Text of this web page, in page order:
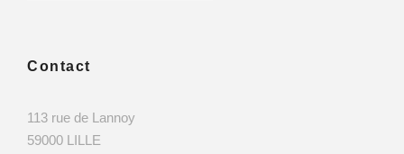
Contact
113 rue de Lannoy
59000 LILLE